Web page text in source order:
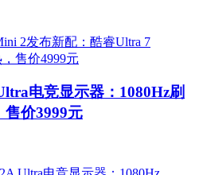
电竞显示器：1080Hz刷
价3999元